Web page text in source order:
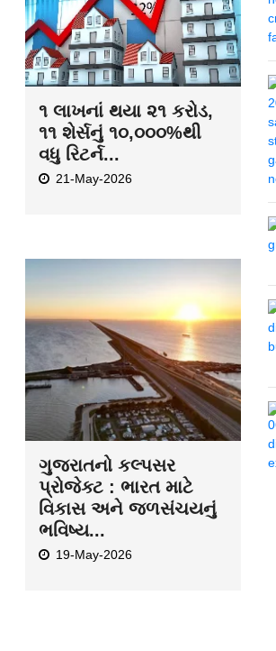
૧ લાખનાં થયા ૨૧ કરોડ,
૧૧ શેર્સનું ૧૦,૦૦૦%થી
વધુ રિટર્ન...
21-May-2026
ગુજરાતનો કલ્પસર
પ્રોજેક્ટ : ભારત માટે
વિકાસ અને જળસંચયનું
ભવિષ્ય...
19-May-2026